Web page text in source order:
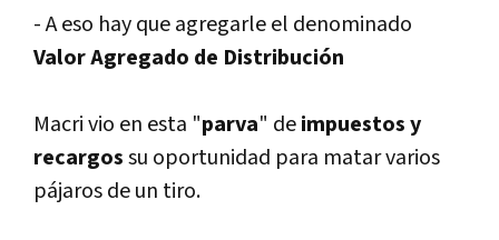
- A eso hay que agregarle el denominado
Valor Agregado de Distribución
Macri vio en esta "parva" deimpuestos y
recargossu oportunidad para matar varios
pájaros de un tiro.